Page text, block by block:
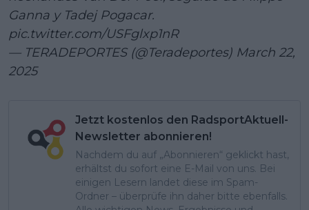
Ganna y Tadej Pogacar.
pic.twitter.com/USFglxp1nR
— TERADEPORTES (@Teradeportes) March 22,
2025
Jetzt kostenlos den RadsportAktuell-
Newsletter abonnieren!
Nachdem du auf „Abonnieren“ geklickt hast,
erhältst du sofort eine E-Mail von uns. Bei
einigen Lesern landet diese im Spam-
Ordner – überprüfe ihn daher bitte ebenfalls.